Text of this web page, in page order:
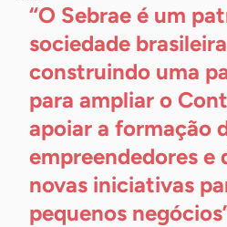
“O Sebrae é um
sociedade
construindo uma
para ampliar o
apoiar a formação
empreendedores e
novas iniciativas
pequenos